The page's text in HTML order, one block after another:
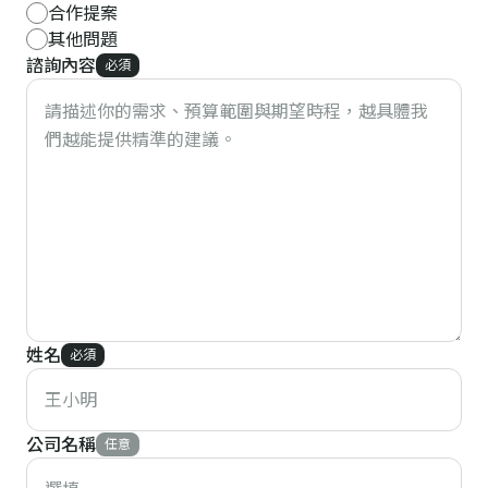
合作提案
其他問題
諮詢內容 必須
姓名 必須
公司名稱 任意